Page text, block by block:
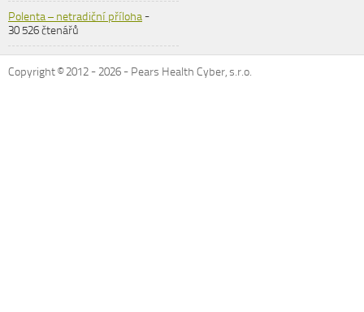
Polenta – netradiční příloha-
30 526 čtenářů
Copyright © 2012 -2026 - Pears Health Cyber, s.r.o.